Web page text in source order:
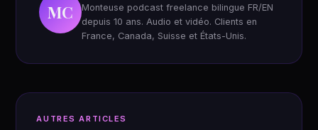
MC
Monteuse podcast freelance bilingue FR/EN
depuis 10 ans. Audio et vidéo. Clients en
France, Canada, Suisse et États-Unis.
AUTRES ARTICLES